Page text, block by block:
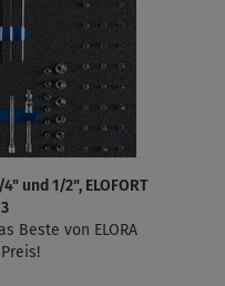
und 1/2", ELOFORT
Beste von ELORA